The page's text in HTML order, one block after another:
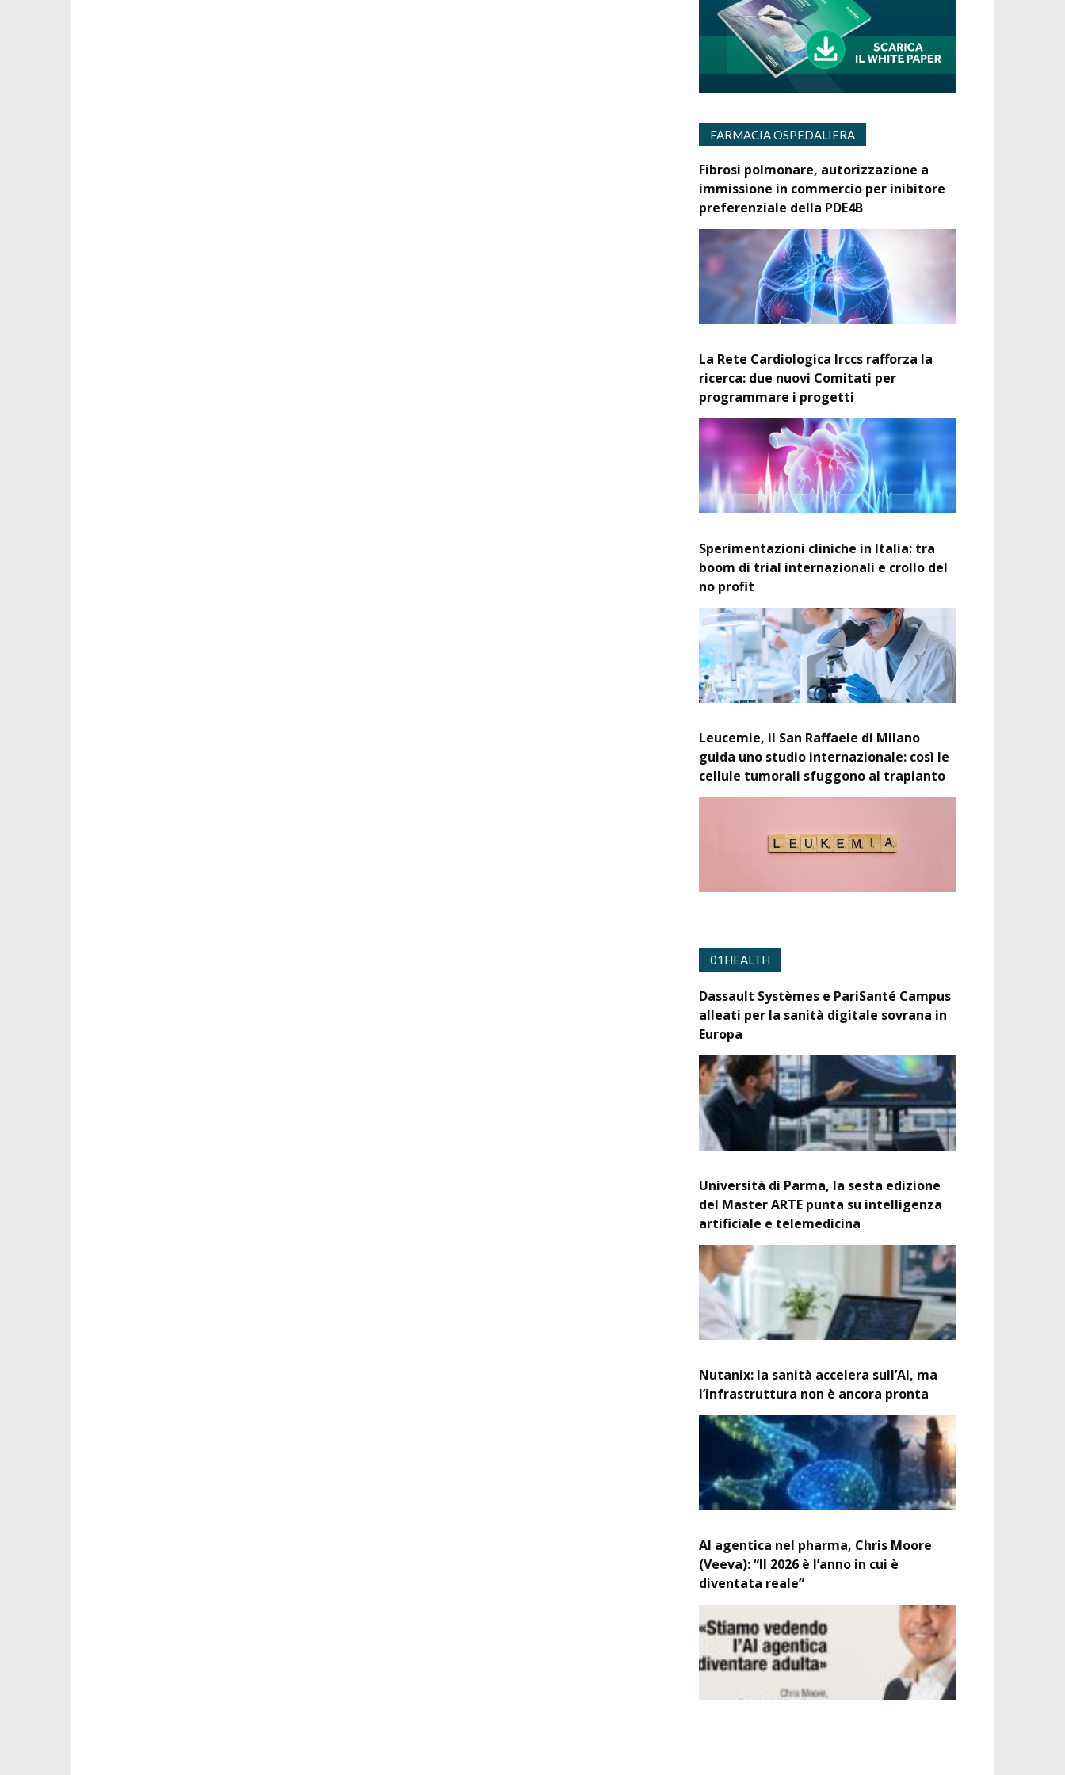
FARMACIA OSPEDALIERA
Fibrosi polmonare, autorizzazione a
immissione in commercio per inibitore
preferenziale della PDE4B
La Rete Cardiologica Irccs rafforza la
ricerca: due nuovi Comitati per
programmare i progetti
Sperimentazioni cliniche in Italia: tra
boom di trial internazionali e crollo del
no profit
Leucemie, il San Raffaele di Milano
guida uno studio internazionale: così le
cellule tumorali sfuggono al trapianto
01HEALTH
Dassault Systèmes e PariSanté Campus
alleati per la sanità digitale sovrana in
Europa
Università di Parma, la sesta edizione
del Master ARTE punta su intelligenza
artificiale e telemedicina
Nutanix: la sanità accelera sull’AI, ma
l’infrastruttura non è ancora pronta
AI agentica nel pharma, Chris Moore
(Veeva): “Il 2026 è l’anno in cui è
diventata reale”